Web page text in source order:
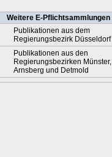
Weitere E-Pflichtsammlungen
Publikationen aus dem
Regierungsbezirk Düsseldorf
Publikationen aus den
Regierungsbezirken Münster,
Arnsberg und Detmold